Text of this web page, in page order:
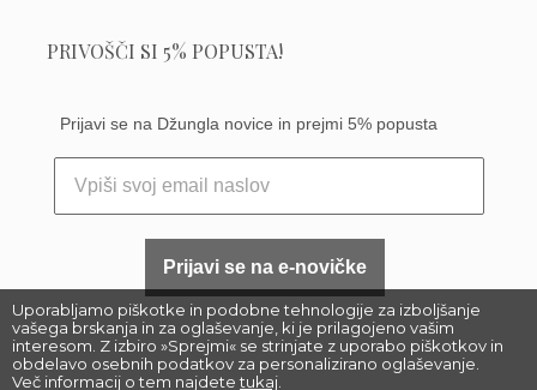
Uporabljamo piškotke in podobne tehnologije za izboljšanje
vašega brskanja in za oglaševanje, ki je prilagojeno vašim
interesom. Z izbiro »Sprejmi« se strinjate z uporabo piškotkov in
obdelavo osebnih podatkov za personalizirano oglaševanje.
Več informacij o tem najdetetukaj
PRIVOŠČI SI 5% POPUSTA!
Prijavi se na Džungla novice in prejmi 5% popusta
Prijavi se na e-novičke